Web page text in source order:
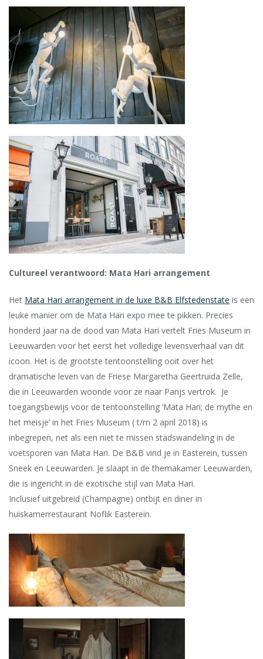
Cultureel verantwoord: Mata Hari arrangement
Het Mata Hari arrangement in de luxe B&B Elfstedenstate is een
leuke manier om de Mata Hari expo mee te pikken. Precies
honderd jaar na de dood van Mata Hari vertelt Fries Museum in
Leeuwarden voor het eerst het volledige levensverhaal van dit
icoon. Het is de grootste tentoonstelling ooit over het
dramatische leven van de Friese Margaretha Geertruida Zelle,
die in Leeuwarden woonde voor ze naar Parijs vertrok. Je
toegangsbewijs voor de tentoonstelling ‘Mata Hari; de mythe en
het meisje’ in het Fries Museum ( t/m 2 april 2018) is
inbegrepen, net als een niet te missen stadswandeling in de
voetsporen van Mata Hari. De B&B vind je in Easterein, tussen
Sneek en Leeuwarden. Je slaapt in de themakamer Leeuwarden,
die is ingericht in de exotische stijl van Mata Hari.
Inclusiefuitgebreid (Champagne) ontbijt en diner in
huiskamerrestaurant Noflik Easterein.